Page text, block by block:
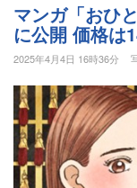
マンガ「おひ
に公開 価格は
2025年4月4日 16時36分